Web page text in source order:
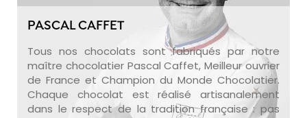
PASCAL CAFFET
Tous nos chocolats sont fabriqués par notre
maître chocolatier Pascal Caffet, Meilleur ouvrier
de France et Champion du Monde Chocolatier.
Chaque chocolat est réalisé artisanalement
dans le respect de la tradition française : pas